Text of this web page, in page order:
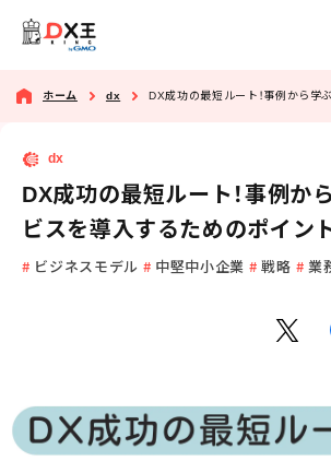
ホーム dx DX成功の最短ルート！事例から
dx
DX成功の最短ルート！事例か
ビスを導入するためのポイン
ビジネスモデル 中堅中小企業 戦略 業